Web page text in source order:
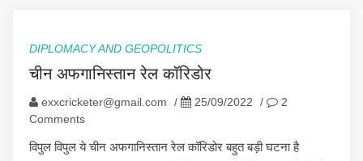
DIPLOMACY AND GEOPOLITICS
चीन अफगानिस्तान रेल कॉरिडोर
exxcricketer@gmail.com / 25/09/2022 /
2
Comments
विपुल विपुल ये चीन अफगानिस्तान रेल कॉरिडोर बहुत बड़ी घटना है